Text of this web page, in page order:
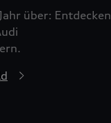
über: Entdecken